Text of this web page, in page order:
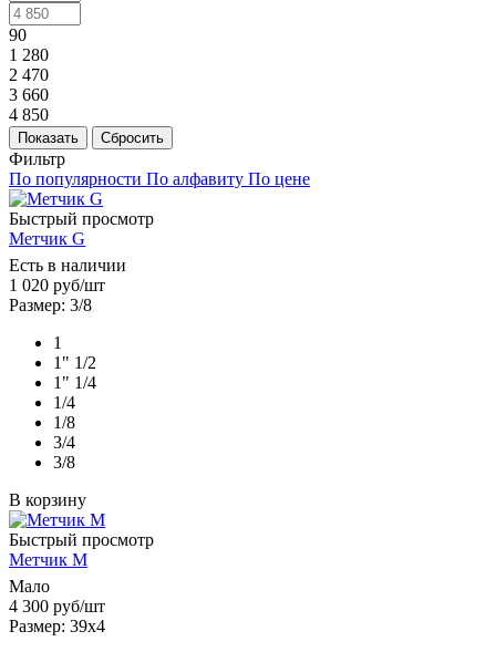
90
1 280
2 470
3 660
4 850
Показать Сбросить
Фильтр
По популярности По алфавиту По цене
Быстрый просмотр
Метчик G
Есть в наличии
1 020 руб/шт
Размер: 3/8
1
1" 1/2
1" 1/4
1/4
1/8
3/4
3/8
В корзину
Быстрый просмотр
Метчик М
Мало
4 300 руб/шт
Размер: 39х4